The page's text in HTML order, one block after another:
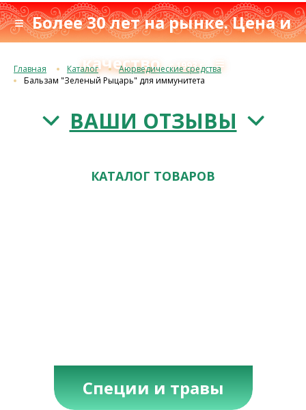
≡ Более 30 лет на рынке. Цена и
качествос 1993 г.≡
Главная Каталог
Аюрведические средства
Бальзам "Зеленый Рыцарь" для иммунитета
ВАШИ ОТЗЫВЫ
КАТАЛОГ ТОВАРОВ
Специи и травы